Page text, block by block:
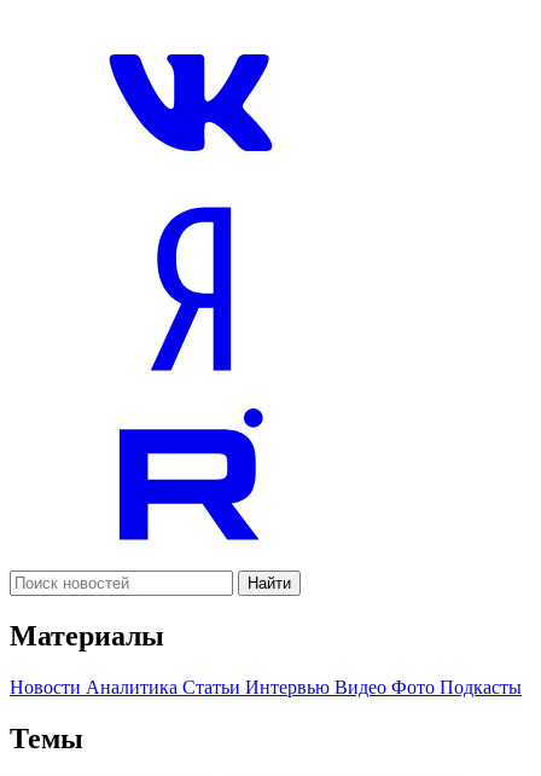
Найти
Материалы
Новости Аналитика Статьи Интервью Видео Фото Подкасты
Темы